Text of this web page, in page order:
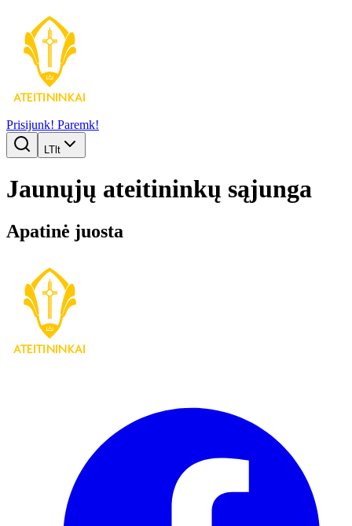
Prisijunk! Paremk!
LT lt
Jaunųjų ateitininkų sąjunga
Apatinė juosta